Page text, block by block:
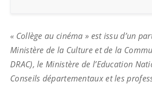
« Collège au cinéma » est issu d’un
Ministère de la Culture et de la
DRAC), le Ministère de l’Education
Conseils départementaux et les